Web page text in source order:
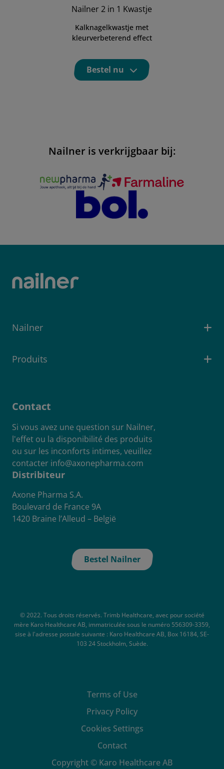
Nailner 2 in 1 Kwastje
Kalknagelkwastje met
kleurverbeterend effect
Bestel nu
Nailner is verkrijgbaar bij:
Nailner
Produits
Contact
Si vous avez une question sur Nailner,
l'effet ou la disponibilité des produits
ou sur les inconforts intimes, veuillez
contacter info@axonepharma.com
Distribiteur
Axone Pharma S.A.
Boulevard de France 9A
1420 Braine l’Alleud – België
Bestel Nailner
© 2022. Tous droits réservés. Trimb Healthcare, avec pour société
mère Karo Healthcare AB, immatriculée sous le numéro 556309-3359,
sise à l'adresse postale suivante : Karo Healthcare AB, Box 16184, SE-
103 24 Stockholm, Suède.
Terms of Use
Privacy Policy
Cookies Settings
Contact
Copyright © Karo Healthcare AB